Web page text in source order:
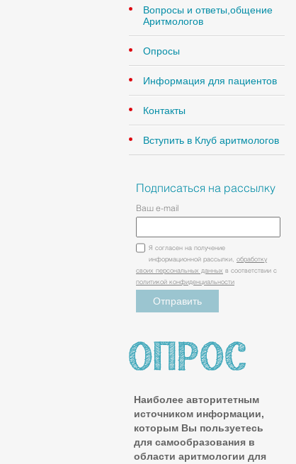
Вопросы и ответы,общение
Аритмологов
Опросы
Информация для пациентов
Контакты
Вступить в Клуб аритмологов
Подписаться на рассылку
Ваш e-mail
Я согласен на получение
информационной рассылки, обработку
своих персональных данных
в соответствии с
политикой конфиденциальности
Наиболее авторитетным
источником информации,
которым Вы пользуетесь
для самообразования в
области аритмологии для